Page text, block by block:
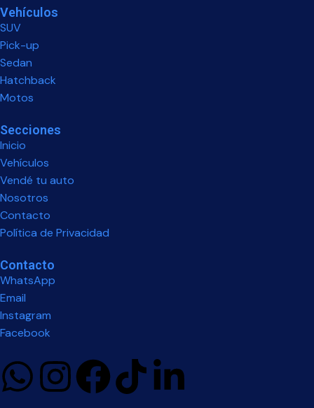
Vehículos
SUV
Pick-up
Sedan
Hatchback
Motos
Secciones
Inicio
Vehículos
Vendé tu auto
Nosotros
Contacto
Política de Privacidad
Contacto
WhatsApp
Email
Instagram
Facebook